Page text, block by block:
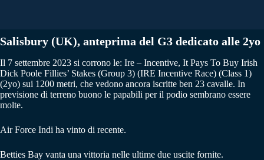
Salisbury (UK), anteprima del G3 dedicato alle 2yo
Il 7 settembre 2023 si corrono le: Ire – Incentive, It Pays To Buy Irish
Dick Poole Fillies’ Stakes (Group 3) (IRE Incentive Race) (Class 1)
(2yo) sui 1200 metri, che vedono ancora iscritte ben 23 cavalle. In
previsione di terreno buono le papabili per il podio sembrano essere
molte.
Air Force Indi ha vinto di recente.
Betties Bay vanta una vittoria nelle ultime due uscite fornite.